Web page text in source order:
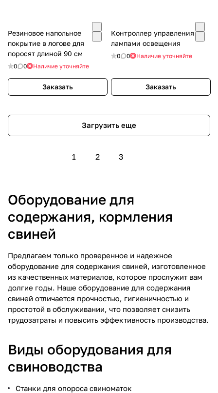
Резиновое напольное
покрытие в логове для
поросят длиной 90 см
0 0 Наличие уточняйте
Заказать
Контроллер управления
лампами освещения
0 0 Наличие уточняйте
Заказать
Загрузить еще
1 2 3
Оборудование для
содержания, кормления
свиней
Предлагаем только проверенное и надежное
оборудование для содержания свиней, изготовленное
из качественных материалов, которое прослужит вам
долгие годы. Наше оборудование для содержания
свиней отличается прочностью, гигиеничностью и
простотой в обслуживании, что позволяет снизить
трудозатраты и повысить эффективность производства.
Виды оборудования для
свиноводства
Станки для опороса свиноматок